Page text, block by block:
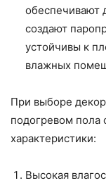
обеспечивают
создают
устойчивы к
влажных
При выборе
подогревом пола
характеристики:
Высокая